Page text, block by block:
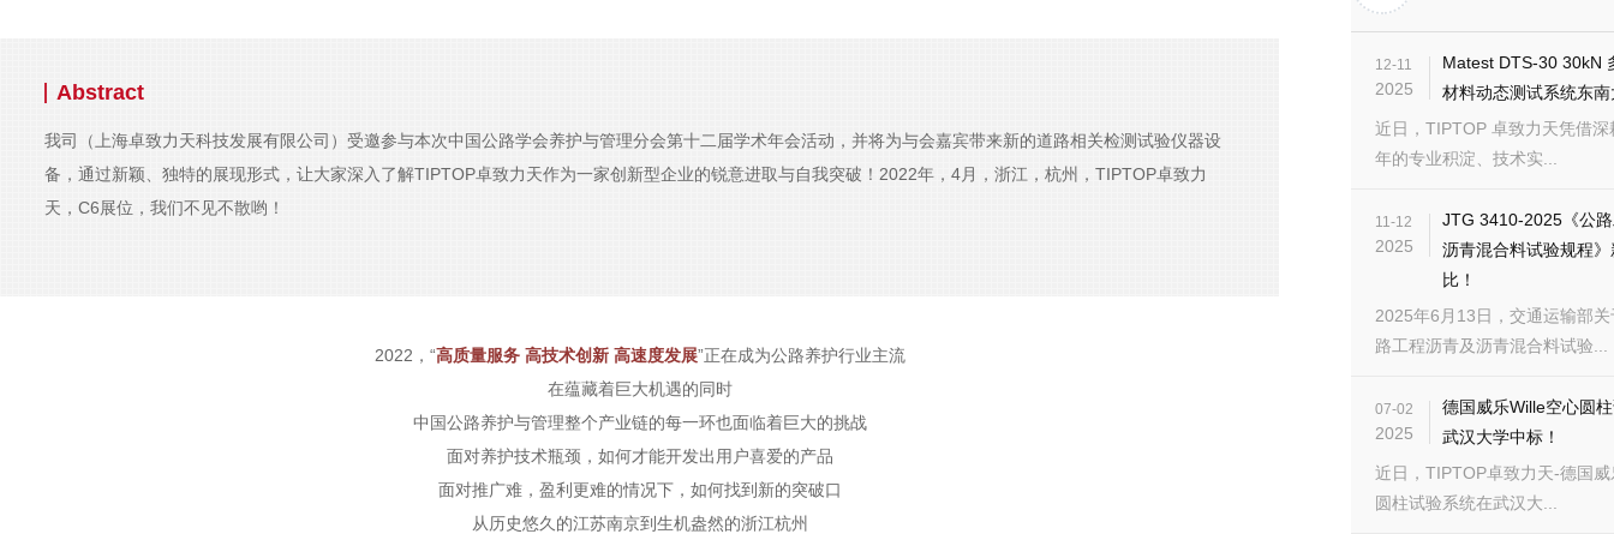
Abstract
我司（上海卓致力天科技发展有限公司）受邀参与本次中国公路学会养护与管理分会第十二届学术年会活动，并将为与会嘉宾带来新的道路相关检测试验仪器设
备，通过新颖、独特的展现形式，让大家深入了解TIPTOP卓致力天作为一家创新型企业的锐意进取与自我突破！2022年，4月，浙江，杭州，TIPTOP卓致力
天，C6展位，我们不见不散哟！
2022，“高质量服务 高技术创新 高速度发展”正在成为公路养护行业主流
在蕴藏着巨大机遇的同时
中国公路养护与管理整个产业链的每一环也面临着巨大的挑战
面对养护技术瓶颈，如何才能开发出用户喜爱的产品
面对推广难，盈利更难的情况下，如何找到新的突破口
从历史悠久的江苏南京到生机盎然的浙江杭州
12-11
2025
Matest DTS-30 30kN
材料动态测试系统东
近日，TIPTOP 卓致力天凭借
年的专业积淀、技术实...
11-12
2025
JTG 3410-2025《公
沥青混合料试验规程
比！
2025年6月13日，交通运输部
路工程沥青及沥青混合料试验...
07-02
2025
德国威乐Wille空心圆
武汉大学中标！
近日，TIPTOP卓致力天-德国
圆柱试验系统在武汉大...